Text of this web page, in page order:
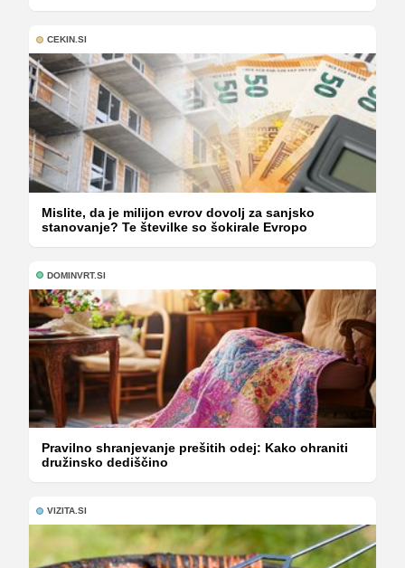
CEKIN.SI
Mislite, da je milijon evrov dovolj za sanjsko
stanovanje? Te številke so šokirale Evropo
DOMINVRT.SI
Pravilno shranjevanje prešitih odej: Kako ohraniti
družinsko dediščino
VIZITA.SI